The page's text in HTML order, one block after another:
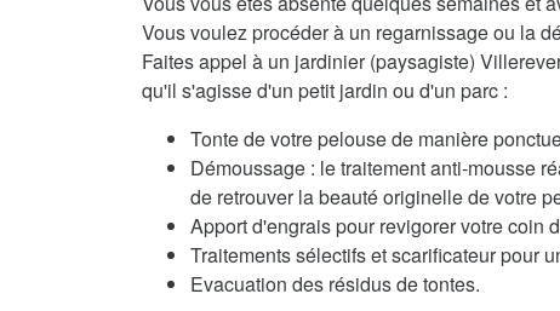
Vous voulez procéder à un regarnissage ou la
Faites appel à un jardinier (paysagiste)
qu'il s'agisse d'un petit jardin ou d'un parc :
Tonte de votre pelouse de manière
Démoussage : le traitement anti-mousse
de retrouver la beauté originelle de votre
Apport d'engrais pour revigorer votre coin
Traitements sélectifs et scarificateur pour
Evacuation des résidus de tontes.